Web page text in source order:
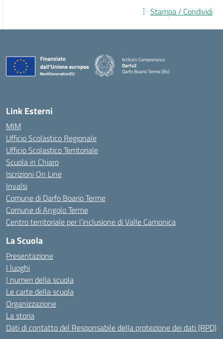
Stampa / Condividi
Istituto Comprensivo
Darfo2
Darfo Boario Terme (Bs)
Link Esterni
MIM
Ufficio Scolastico Regionale
Ufficio Scolastico Territoriale
Scuola in Chiaro
Iscrizioni On Line
Invalsi
Comune di Darfo Boario Terme
Comune di Angolo Terme
Centro territoriale per l’inclusione di Valle Camonica
La Scuola
Presentazione
I luoghi
I numeri della scuola
Le carte della scuola
Organizzazione
La storia
Dati di contatto del Responsabile della protezione dei dati (RPD)